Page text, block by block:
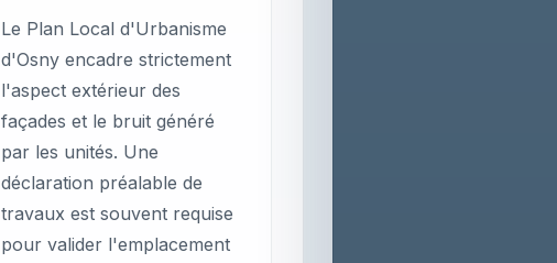
Le Plan Local d'Urbanisme
d'Osny encadre strictement
l'aspect extérieur des
façades et le bruit généré
par les unités. Une
déclaration préalable de
travaux est souvent requise
pour valider l'emplacement